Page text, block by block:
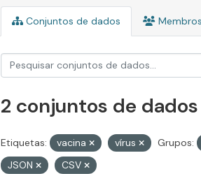
Conjuntos de dados Membros
2 conjuntos de
Etiquetas: vacina vírus Grupos:
JSON
CSV